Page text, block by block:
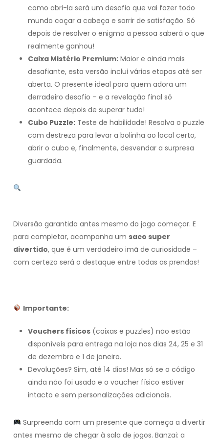
como abri-la será um desafio que vai fazer todo
mundo coçar a cabeça e sorrir de satisfação. Só
depois de resolver o enigma a pessoa saberá o que
realmente ganhou!
Caixa Mistério Premium:Maior e ainda mais
desafiante, esta versão inclui várias etapas até ser
aberta. O presente ideal para quem adora um
derradeiro desafio – e a revelação final só
acontece depois de superar tudo!
Cubo Puzzle:Teste de habilidade! Resolva o puzzle
com destreza para levar a bolinha ao local certo,
abrir o cubo e, finalmente, desvendar a surpresa
guardada.
Diversão garantida antes mesmo do jogo começar. E
para completar, acompanha um saco super
divertido, que é um verdadeiro imã de curiosidade –
com certeza será o destaque entre todas as prendas!
Importante:
Vouchers físicos(caixas e puzzles) não estão
disponíveis para entrega na loja nos dias 24, 25 e 31
de dezembro e 1 de janeiro.
Devoluções? Sim, até 14 dias! Mas só se o código
ainda não foi usado e o voucher físico estiver
intacto e sem personalizações adicionais.
Surpreenda com um presente que começa a divertir
antes mesmo de chegar à sala de jogos. Banzai: a